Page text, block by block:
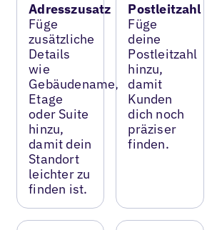
Adresszusatz
Füge
zusätzliche
Details
wie
Gebäudename,
Etage
oder Suite
hinzu,
damit dein
Standort
leichter zu
finden ist.
Postleitzahl
Füge
deine
Postleitzahl
hinzu,
damit
Kunden
dich noch
präziser
finden.